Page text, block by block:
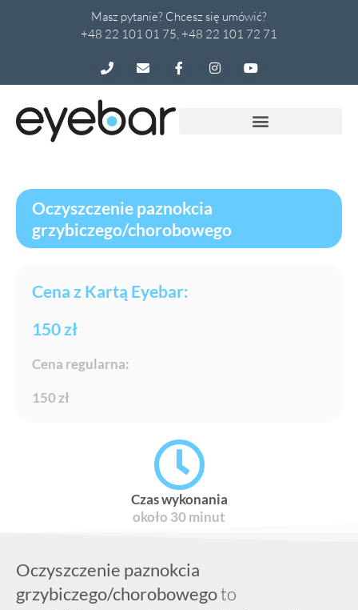
Masz pytanie? Chcesz się umówić?
+48 22 101 01 75, +48 22 101 72 71
Oczyszczenie paznokcia
grzybiczego/chorobowego
Cena z Kartą Eyebar:
150 zł
Cena regularna:
150 zł
Czas wykonania
około 30 minut
Oczyszczenie paznokcia
grzybiczego/chorobowegoto